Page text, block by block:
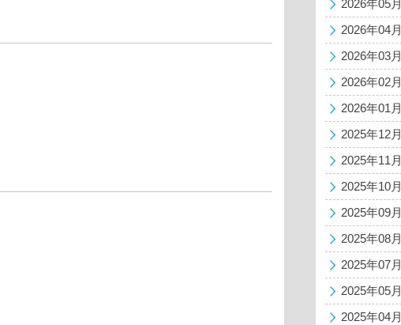
2026年05月
2026年04月
2026年03月
2026年02月
2026年01月
2025年12月
2025年11月
2025年10月
2025年09月
2025年08月
2025年07月
2025年05月
2025年04月